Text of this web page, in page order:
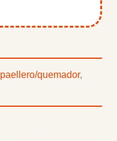
quemador,